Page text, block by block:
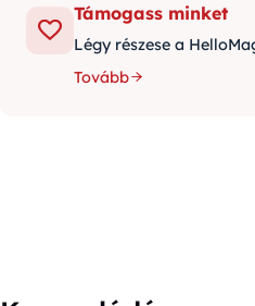
Támogass minket
Légy részese a
Tovább